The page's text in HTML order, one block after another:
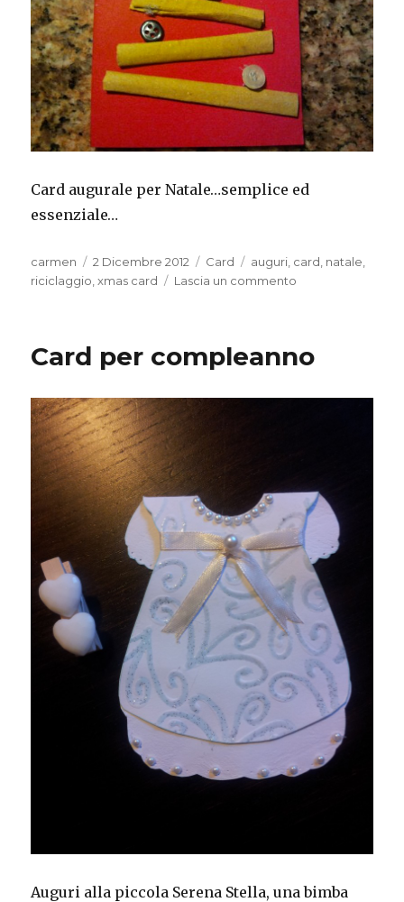
Card augurale per Natale…semplice ed
essenziale…
Autore
carmen
Pubblicato
il
2 Dicembre 2012 Categorie
Card Tag
auguri, card, natale,
riciclaggio,xmas card Lascia un commento
Card per compleanno
Auguri alla piccola Serena Stella, una bimba